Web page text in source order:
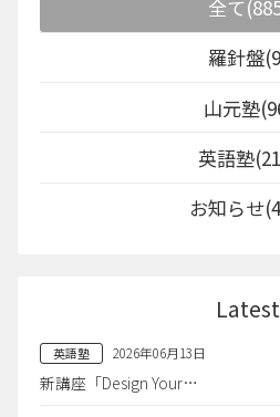
全て
羅針盤
山元塾
英語塾
お知らせ
Latest
英語塾 2026年06月13日
新講座「Design Your…